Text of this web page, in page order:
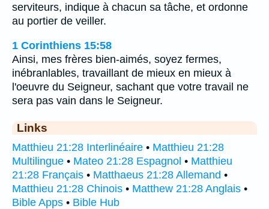
serviteurs, indique à chacun sa tâche, et ordonne
au portier de veiller.
1 Corinthiens 15:58
Ainsi, mes frères bien-aimés, soyez fermes,
inébranlables, travaillant de mieux en mieux à
l'oeuvre du Seigneur, sachant que votre travail ne
sera pas vain dans le Seigneur.
Links
Matthieu 21:28 Interlinéaire • Matthieu 21:28
Multilingue • Mateo 21:28 Espagnol • Matthieu
21:28 Français • Matthaeus 21:28 Allemand •
Matthieu 21:28 Chinois • Matthew 21:28 Anglais •
Bible Apps • Bible Hub